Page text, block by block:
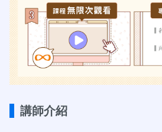
講師介紹